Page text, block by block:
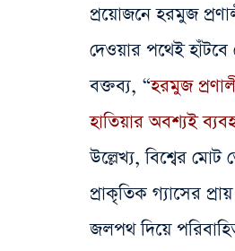
প্রয়োজনে হরমুজ
দেওয়ার পথেই হাঁটবে
বক্তব্য, “হরমুজ
হাতিয়ার অবশ্যই
উল্লেখ্য, বিশ্বের
প্রাকৃতিক গ্যাসের
জলপথ দিয়ে